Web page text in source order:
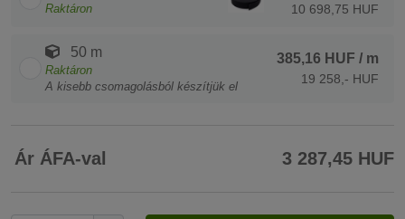
Raktáron 10 698,75 HUF
50 m
Raktáron
A kisebb csomagolásból készítjük el
385,16 HUF / m
19 258,- HUF
Ár ÁFA-val 3 287,45 HUF